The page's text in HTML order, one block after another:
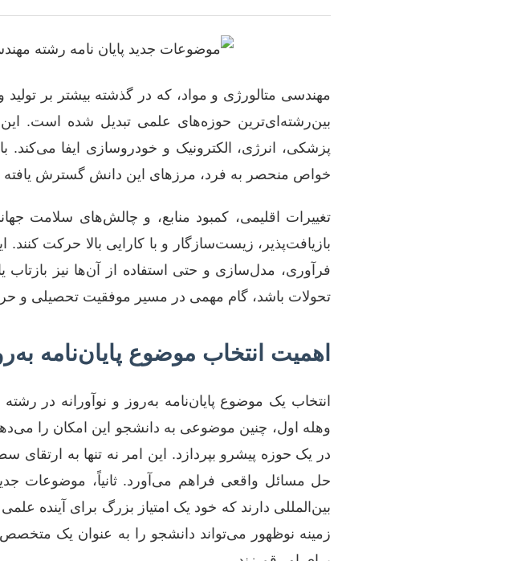
مهندسی متالورژی و مواد، که در گذشته بیشتر بر تولید
بین‌رشته‌ای‌ترین حوزه‌های علمی تبدیل شده است.
پزشکی، انرژی، الکترونیک و خودروسازی ایفا می‌کند.
خواص منحصر به فرد، مرزهای این دانش گسترش
تغییرات اقلیمی، کمبود منابع، و چالش‌های سلامت
بازیافت‌پذیر، زیست‌سازگار و با کارایی بالا حرکت
فرآوری، مدل‌سازی و حتی استفاده از آن‌ها نیز بازتاب
تحولات باشد، گام مهمی در مسیر موفقیت تحصیلی و
اهمیت انتخاب موضوع پایان‌نامه
انتخاب یک موضوع پایان‌نامه به‌روز و نوآورانه در
وهله اول، چنین موضوعی به دانشجو این امکان را
در یک حوزه پیشرو بپردازد. این امر نه تنها به
حل مسائل واقعی فراهم می‌آورد. ثانیاً، موضوعات
بین‌المللی دارند که خود یک امتیاز بزرگ برای
زمینه نوظهور می‌تواند دانشجو را به عنوان یک